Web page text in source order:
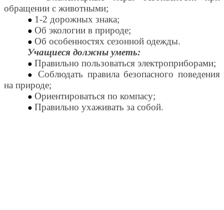
обращении с животными;
1-2 дорожных знака;
Об экологии в природе;
Об особенностях сезонной одежды.
Учащиеся должны уметь:
Правильно пользоваться электроприборами;
Соблюдать правила безопасного поведения
на природе;
Ориентироваться по компасу;
Правильно ухаживать за собой.